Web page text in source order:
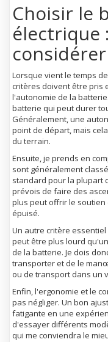
Choisir le
électrique
considérer
Lorsque vient le temps
critères doivent être pris
l'autonomie de la
batterie qui peut durer
Généralement, une
point de départ, mais
du terrain.
Ensuite, je prends en
sont généralement
standard pour la plupart
prévois de faire des
plus peut offrir le
épuisé.
Un autre critère essentiel
peut être plus lourd
de la batterie. Je dois
transporter et de le
ou de transport dans un
Enfin, l'ergonomie et le
pas négliger. Un bon
fatigante en une
d'essayer différents
qui me conviendra le